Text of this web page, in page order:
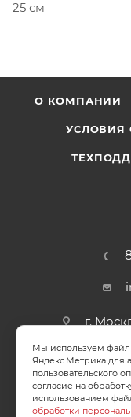
25 см
О КОМПАНИИ
УСЛОВИЯ
г.
СОГЛАСИЕ
ПОЛИТИКА
Мы используем
Яндекс.Метрика для
пользовательского
согласие на
использованием
обработки